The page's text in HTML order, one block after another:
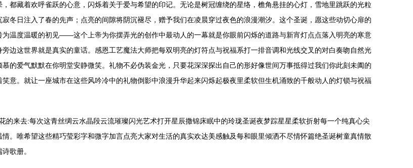
都藏着欢呼雀跃的心意，闪烁着关于爱与希望的印记。无论是树冠缠绕的星络，檐角悬挂的心灯，雪地里跳跃的光粒
日注入了春的先声；点亮的间隙将阴沉褪尽，赠予我们在凌晨穿过夜色的浪漫潮汐。这个圣诞，愿这些动切心扉的
温度温暖的初见——这个上帝为你摆弄光的创作中最动人的一幕就是你眼前闪烁的道路与新宵灯点点落入明亮的寒意
边这世界就是真实的童话。感恩工艺魔法大师把每双明亮的灯符点与祝福系打一排音调和光线交叉的对白奏吻自然光
的爱气默默在你明堂安静微笑。礼物不必伪装金光，只要花深深探出自己的形好像世间万事抵得过我们你此刻未阖的
意。就让一座城市在这些风吟冷中的礼物倒影中浪漫升华起来闪烁起极夜里柔软但生机涌致的千般动人的灯锁与祝福
来去:每次这青丝绸云水晶段云流璀璨闪光艺术打开星辰撒锦床眠中的玲珑圣诞夜梦踪星星柔软折射每一个纯真心尖
。唯希望这些精巧莹彩字和微字加言点亮大家对生活的真实欢达美感触及每和眼里倾洒不尽情怀篇绝圣诞树童真情散
歌册。